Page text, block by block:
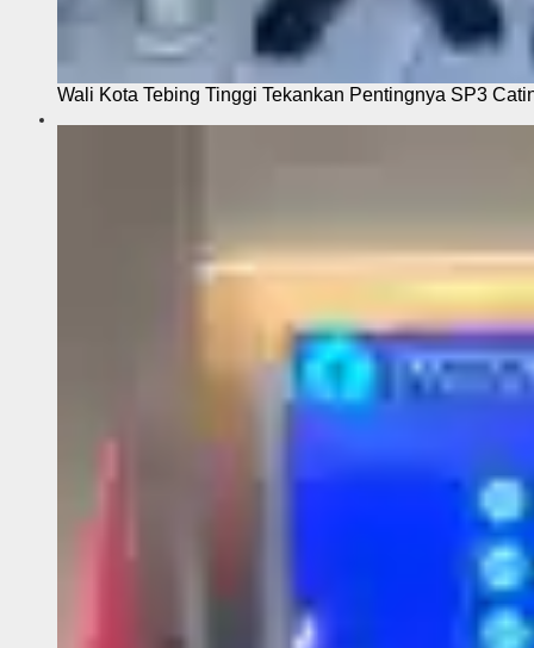
Wali Kota Tebing Tinggi Tekankan Pentingnya SP3